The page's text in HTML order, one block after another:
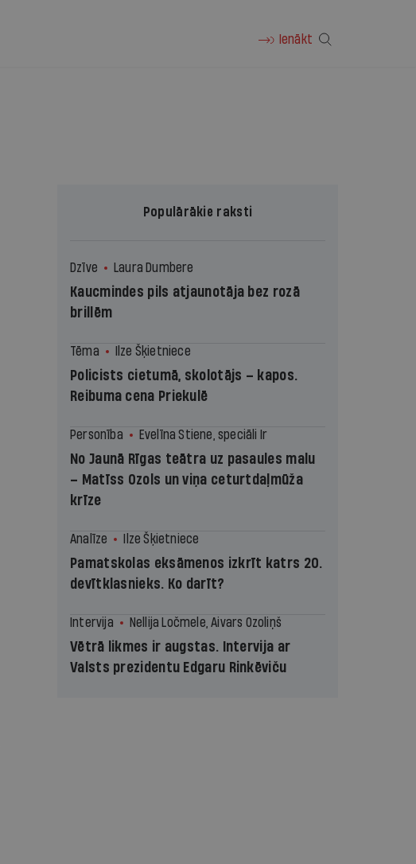
Ienākt
Populārākie raksti
Dzīve Laura Dumbere
Kaucmindes pils atjaunotāja bez rozā
brillēm
Tēma Ilze Šķietniece
Policists cietumā, skolotājs – kapos.
Reibuma cena Priekulē
Personība Evelīna Stiene, speciāli Ir
No Jaunā Rīgas teātra uz pasaules malu
– Matīss Ozols un viņa ceturtdaļmūža
krīze
Analīze Ilze Šķietniece
Pamatskolas eksāmenos izkrīt katrs 20.
devītklasnieks. Ko darīt?
Intervija Nellija Ločmele, Aivars Ozoliņš
Vētrā likmes ir augstas. Intervija ar
Valsts prezidentu Edgaru Rinkēviču